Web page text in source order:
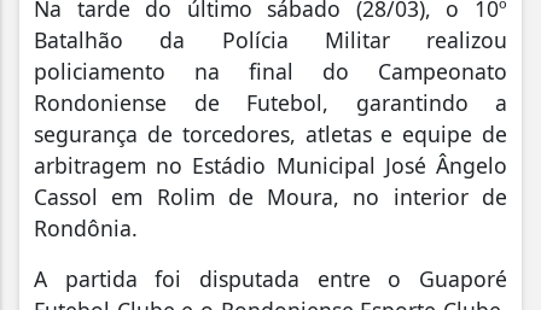
Na tarde do último sábado (28/03), o 10º
Batalhão da Polícia Militar realizou
policiamento na final do Campeonato
Rondoniense de Futebol, garantindo a
segurança de torcedores, atletas e equipe de
arbitragem no Estádio Municipal José Ângelo
Cassol em Rolim de Moura, no interior de
Rondônia.
A partida foi disputada entre o Guaporé